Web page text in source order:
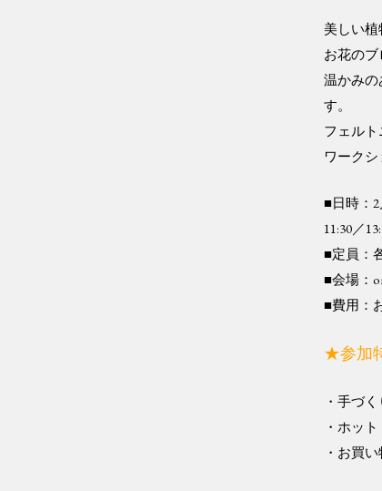
美しい
お花のブ
温かみ
す。
フェル
ワークシ
■日時：2
11:30／
■定員：
■会場：
■費用：
★参加
・手づ
・ホッ
・お買